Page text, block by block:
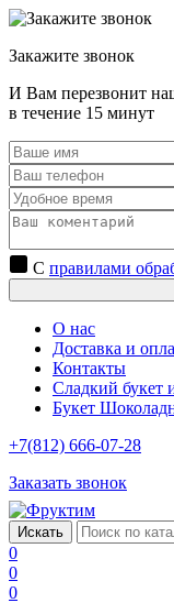
Закажите звонок
И Вам перезвонит
в течение 15 минут
С правилами
О нас
Доставка и
Контакты
Сладкий букет
Букет
+7(812) 666-07-28
Заказать звонок
0
0
0